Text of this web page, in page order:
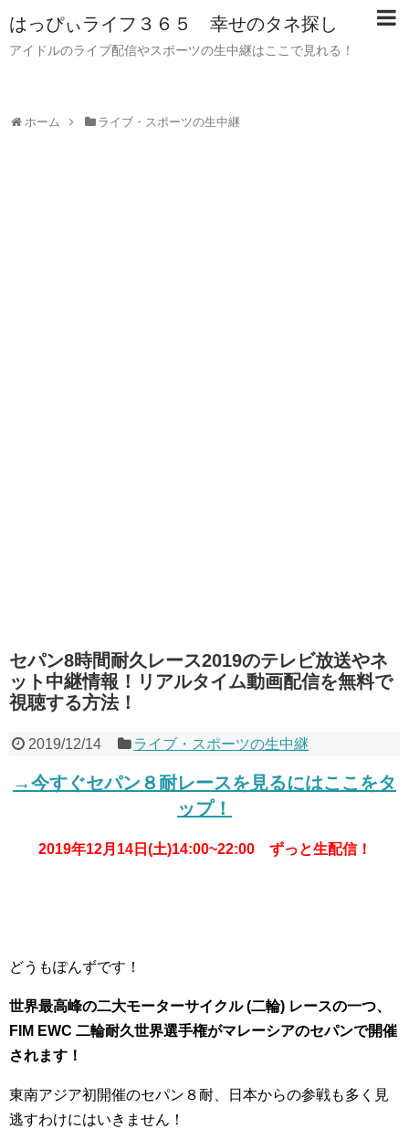
はっぴぃライフ３６５ 幸せのタネ探し
アイドルのライブ配信やスポーツの生中継はここで見れる！
ホーム ライブ・スポーツの生中継
セパン8時間耐久レース2019のテレビ放送やネ
ット中継情報！リアルタイム動画配信を無料で
視聴する方法！
2019/12/14 ライブ・スポーツの生中継
→今すぐセパン８耐レースを見るにはここをタ
ップ！
2019年12月14日(土)14:00~22:00 ずっと生配信！
どうもぽんずです！
世界最高峰の二大モーターサイクル (二輪) レースの一つ、
FIM EWC 二輪耐久世界選手権がマレーシアのセパンで開催
されます！
東南アジア初開催のセパン８耐、日本からの参戦も多く見
逃すわけにはいきません！